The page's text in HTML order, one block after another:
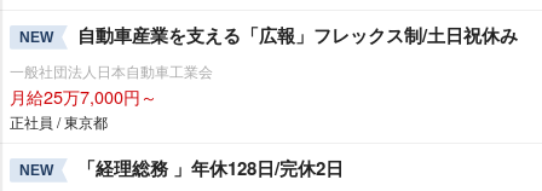
NEW 自動車産業を支える「広報」フレックス制/土日祝休み
一般社団法人日本自動車工業会
月給25万7,000円～
正社員 / 東京都
NEW 「経理総務 」年休128日/完休2日